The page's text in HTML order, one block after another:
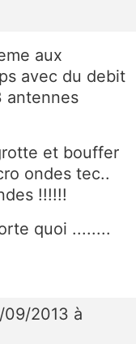
aux
avec du debit
antennes
et bouffer
ondes tec..
!!!!!!
quoi ........
2013 à